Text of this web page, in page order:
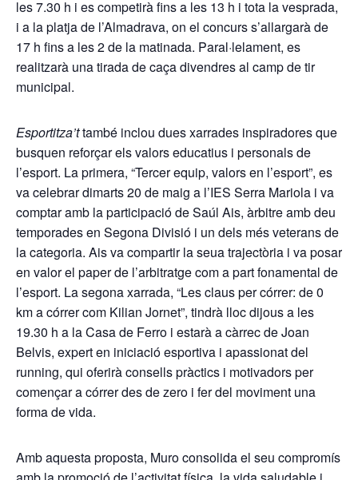
les 7.30 h i es competirà fins a les 13 h i tota la vesprada,
i a la platja de l’Almadrava, on el concurs s’allargarà de
17 h fins a les 2 de la matinada. Paral·lelament, es
realitzarà una tirada de caça divendres al camp de tir
municipal.
Esportitza’ttambé inclou dues xarrades inspiradores que
busquen reforçar els valors educatius i personals de
l’esport. La primera, “Tercer equip, valors en l’esport”, es
va celebrar dimarts 20 de maig a l’IES Serra Mariola i va
comptar amb la participació de Saúl Ais, àrbitre amb deu
temporades en Segona Divisió i un dels més veterans de
la categoria. Ais va compartir la seua trajectòria i va posar
en valor el paper de l’arbitratge com a part fonamental de
l’esport. La segona xarrada, “Les claus per córrer: de 0
km a córrer com Kilian Jornet”, tindrà lloc dijous a les
19.30 h a la Casa de Ferro i estarà a càrrec de Joan
Belvis, expert en iniciació esportiva i apassionat del
running, qui oferirà consells pràctics i motivadors per
començar a córrer des de zero i fer del moviment una
forma de vida.
Amb aquesta proposta, Muro consolida el seu compromís